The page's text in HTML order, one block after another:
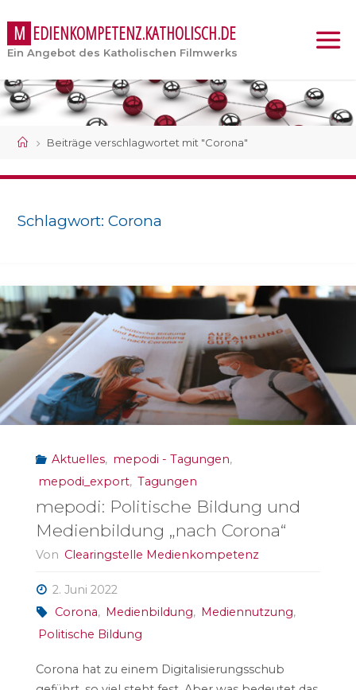
M EDIENKOMPETENZ.KATHOLISCH.DE
Ein Angebot des Katholischen Filmwerks
StartBeiträge verschlagwortet mit "Corona"
Schlagwort:Corona
Aktuelles, mepodi - Tagungen,
mepodi_export, Tagungen
mepodi: Politische Bildung und
Medienbildung „nach Corona“
Von Clearingstelle Medienkompetenz
2. Juni 2022
Corona, Medienbildung, Mediennutzung,
Politische Bildung
Corona hat zu einem Digitalisierungsschub